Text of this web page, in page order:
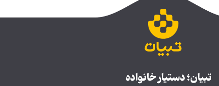
تبیان؛ دستیار خانواده